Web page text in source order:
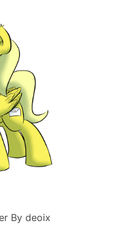
By deoix